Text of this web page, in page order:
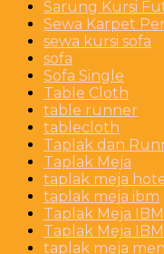
Sarung Kursi
Sewa Karpet
sewa kursi sofa
sofa
Sofa Single
Table Cloth
table runner
tablecloth
Taplak dan
Taplak Meja
taplak meja
taplak meja ibm
Taplak Meja
Taplak Meja
taplak meja